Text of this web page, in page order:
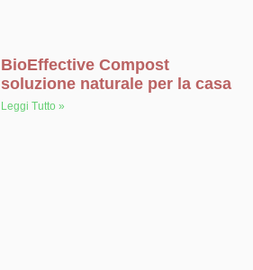
BioEffective Compost
soluzione naturale per la casa
Leggi Tutto »